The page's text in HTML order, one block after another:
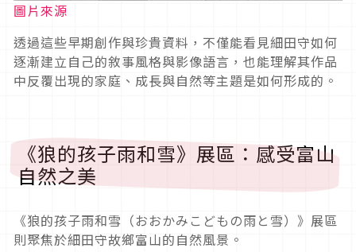
圖片來源
透過這些早期創作與珍貴資料，不僅能看見細田守如何
逐漸建立自己的敘事風格與影像語言，也能理解其作品
中反覆出現的家庭、成長與自然等主題是如何形成的。
《狼的孩子雨和雪》展區：感受富山
自然之美
《狼的孩子雨和雪（おおかみこどもの雨と雪）》展區
則聚焦於細田守故鄉富山的自然風景。